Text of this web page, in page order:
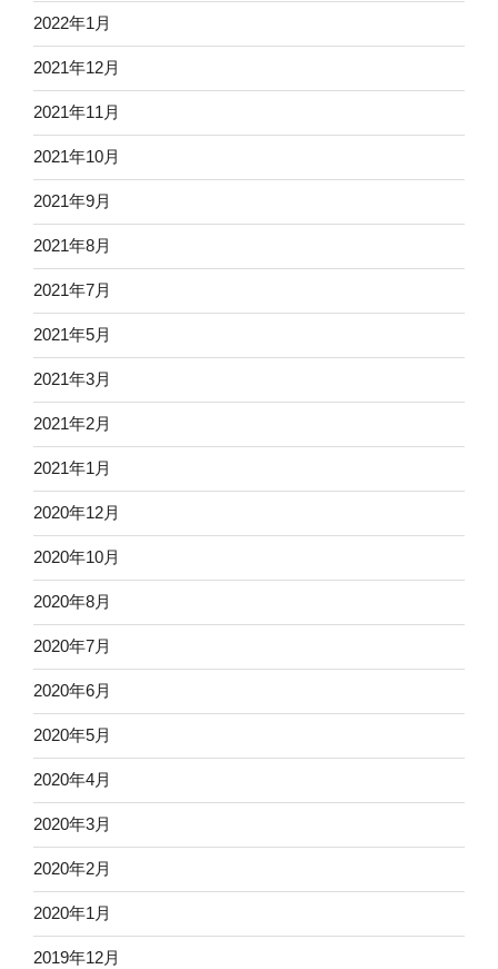
2022年1月
2021年12月
2021年11月
2021年10月
2021年9月
2021年8月
2021年7月
2021年5月
2021年3月
2021年2月
2021年1月
2020年12月
2020年10月
2020年8月
2020年7月
2020年6月
2020年5月
2020年4月
2020年3月
2020年2月
2020年1月
2019年12月